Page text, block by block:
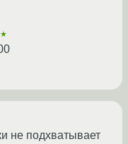
не подхватывает